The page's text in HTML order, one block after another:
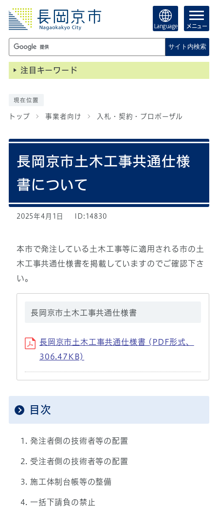
Language メニュー
サイト内検索
注目キーワード
現在位置
トップ 事業者向け 入札・契約・プロポーザル
長岡京市土木工事共通仕様
書について
2025年4月1日 ID:14830
本市で発注している土木工事等に適用される市の土
木工事共通仕様書を掲載していますのでご確認下さ
い。
長岡京市土木工事共通仕様書
長岡京市土木工事共通仕様書 (PDF形式、
306.47KB)
目次
発注者側の技術者等の配置
受注者側の技術者等の配置
施工体制台帳等の整備
一括下請負の禁止